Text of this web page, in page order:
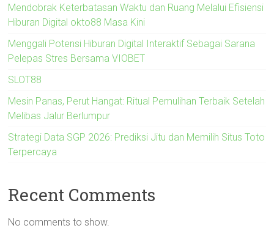
Mendobrak Keterbatasan Waktu dan Ruang Melalui Efisiensi
Hiburan Digital okto88 Masa Kini
Menggali Potensi Hiburan Digital Interaktif Sebagai Sarana
Pelepas Stres Bersama VIOBET
SLOT88
Mesin Panas, Perut Hangat: Ritual Pemulihan Terbaik Setelah
Melibas Jalur Berlumpur
Strategi Data SGP 2026: Prediksi Jitu dan Memilih Situs Toto
Terpercaya
Recent Comments
No comments to show.